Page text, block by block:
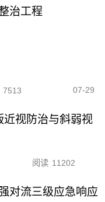
治工程
7513 07-29
近视防治与斜弱视
阅读 11202
对流三级应急响应